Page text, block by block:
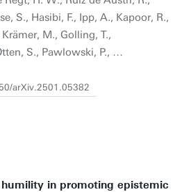
S., Hasibi, F., Ipp, A., Kapoor, R.,
M., Golling, T.,
S., Pawlowski, P., …
arXiv.2501.05382
in promoting epistemic